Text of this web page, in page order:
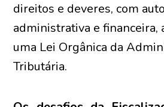
direitos e deveres, com
administrativa e financeira,
uma Lei Orgânica da
Tributária.